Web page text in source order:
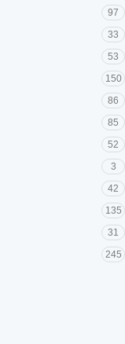
97
33
53
150
86
85
52
3
42
135
31
245